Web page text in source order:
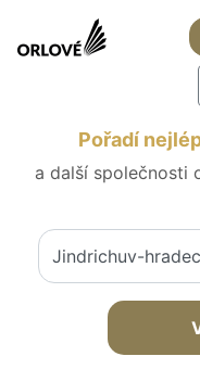
Pořadí
a další společnosti